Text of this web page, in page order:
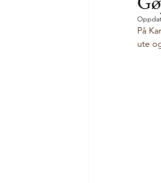
Overnatting
På
ute